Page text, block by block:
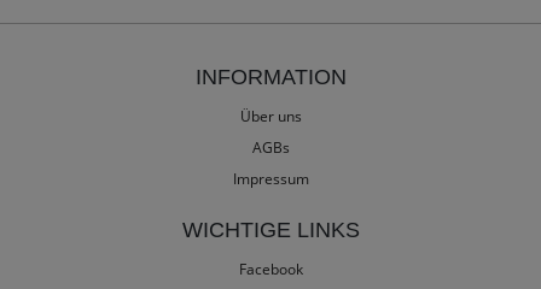
INFORMATION
Über uns
AGBs
Impressum
WICHTIGE LINKS
Facebook